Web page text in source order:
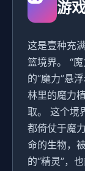
游
这是壹种充
篮境界。 “
的“魔力”悬
林里的魔力
取。 这个境
都倚仗于魔
命的生物，
的“精灵”，